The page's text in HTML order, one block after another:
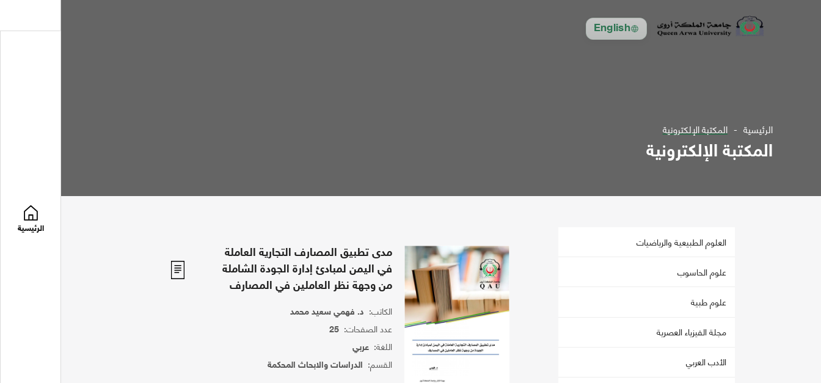
English
الرئيسية
الرئيسية المكتبة الإلكترونية
المكتبة الإلكترونية
العلوم الطبيعية والرياضيات
علوم الحاسوب
علوم طبية
مجلة الفيزياء العصرية
الأدب العربي
مدى تطبيق المصارف التجارية العاملة
في اليمن لمبادئ إدارة الجودة الشاملة
من وجهة نظر العاملين في المصارف
الكاتب: د. فهمي سعيد محمد
عدد الصفحات:25
اللغة:عربي
القسم: الدراسات والابحاث المحكمة